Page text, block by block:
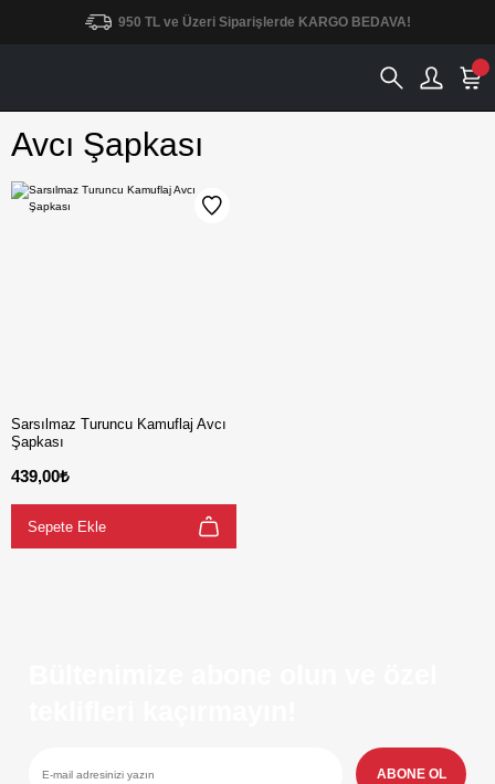
950 TL ve Üzeri Siparişlerde KARGO BEDAVA!
Avcı Şapkası
Sarsılmaz Turuncu Kamuflaj Avcı
Şapkası
439,00₺
Sepete Ekle
ABONE OL